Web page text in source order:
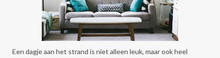
Een dagje aan het strand is niet alleen leuk, maar ook heel